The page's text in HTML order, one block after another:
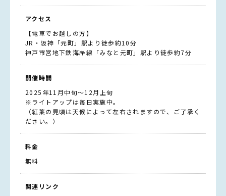
アクセス
【電車でお越しの方】
JR・阪神「元町」駅より徒歩約10分
神戸市営地下鉄海岸線「みなと元町」駅より徒歩約7分
開催時間
2025年11月中旬～12月上旬
※ライトアップは毎日実施中。
（紅葉の見頃は天候によって左右されますので、ご了承く
ださい。）
料金
無料
関連リンク